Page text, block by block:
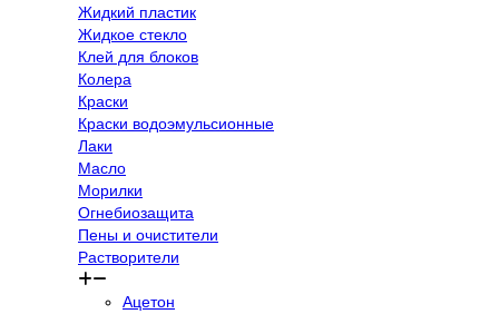
Жидкий пластик
Жидкое стекло
Клей для блоков
Колера
Краски
Краски водоэмульсионные
Лаки
Масло
Морилки
Огнебиозащита
Пены и очистители
Растворители
Ацетон